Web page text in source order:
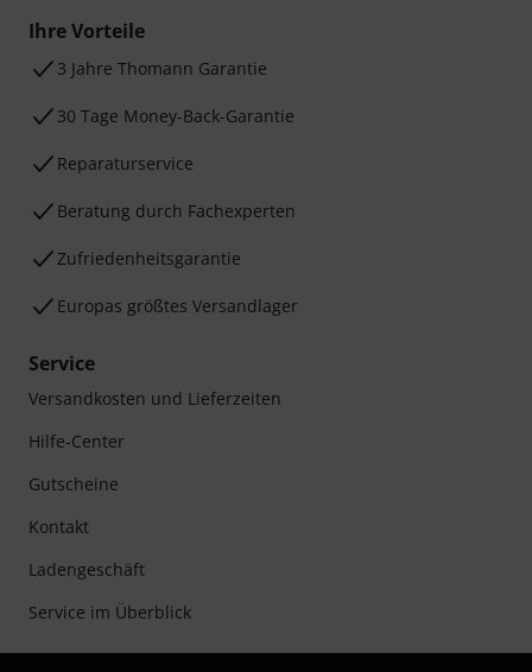
Ihre Vorteile
3 Jahre Thomann Garantie
30 Tage Money-Back-Garantie
Reparaturservice
Beratung durch Fachexperten
Zufriedenheitsgarantie
Europas größtes Versandlager
Service
Versandkosten und Lieferzeiten
Hilfe-Center
Gutscheine
Kontakt
Ladengeschäft
Service im Überblick